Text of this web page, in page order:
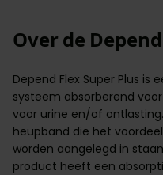
Over de
Depend Flex Super Plus is
systeem absorberend voor
voor urine en/of
heupband die het
worden aangelegd in
product heeft een